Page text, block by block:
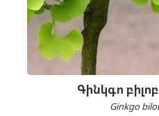
Գինկգո
Ginkgo